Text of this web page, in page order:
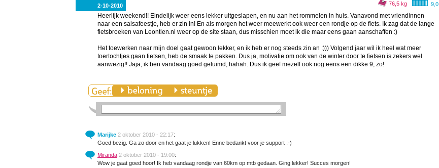
2-10-2010 9,0
76,5 kg
Heerlijk weekend!! Eindelijk weer eens lekker uitgeslapen, en nu aan het rommelen in huis. Vanavond met vriendinnen
naar een salsafeestje, heb er zin in! En als morgen het weer meewerkt ook weer een rondje op de fiets. Ik zag dat de lange
fietsbroeken van Leontien.nl weer op de site staan, dus misschien moet ik die maar eens gaan aanschaffen :)
Het toewerken naar mijn doel gaat gewoon lekker, en ik heb er nog steeds zin an :))) Volgend jaar wil ik heel wat meer
toertochtjes gaan fietsen, heb de smaak te pakken. Dus ja, motivatie om ook van de winter door te fietsen is zekers wel
aanwezig!! Jaja, ik ben vandaag goed geluimd, hahah. Dus ik geef mezelf ook nog eens een dikke 9, zo!
Marijke 2 oktober 2010 - 22:17:
Goed bezig. Ga zo door en het gaat je lukken! Enne bedankt voor je support :-)
Miranda 2 oktober 2010 - 19:00:
Wow je gaat goed hoor! Ik heb vandaag rondje van 60km op mtb gedaan. Ging lekker! Succes morgen!